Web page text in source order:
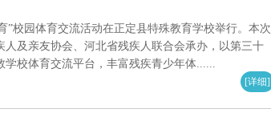
”校园体育交流活动在正定县特殊教育学校举行。本次
及亲友协会、河北省残疾人联合会承办，以第三十
校体育交流平台，丰富残疾青少年体......
[详细]